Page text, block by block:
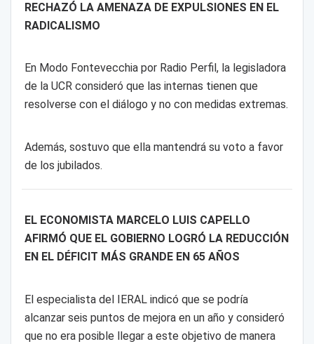
RECHAZÓ LA AMENAZA DE EXPULSIONES EN EL
RADICALISMO
En Modo Fontevecchia por Radio Perfil, la legisladora
de la UCR consideró que las internas tienen que
resolverse con el diálogo y no con medidas extremas.
Además, sostuvo que ella mantendrá su voto a favor
de los jubilados.
EL ECONOMISTA MARCELO LUIS CAPELLO
AFIRMÓ QUE EL GOBIERNO LOGRÓ LA REDUCCIÓN
EN EL DÉFICIT MÁS GRANDE EN 65 AÑOS
El especialista del IERAL indicó que se podría
alcanzar seis puntos de mejora en un año y consideró
que no era posible llegar a este objetivo de manera